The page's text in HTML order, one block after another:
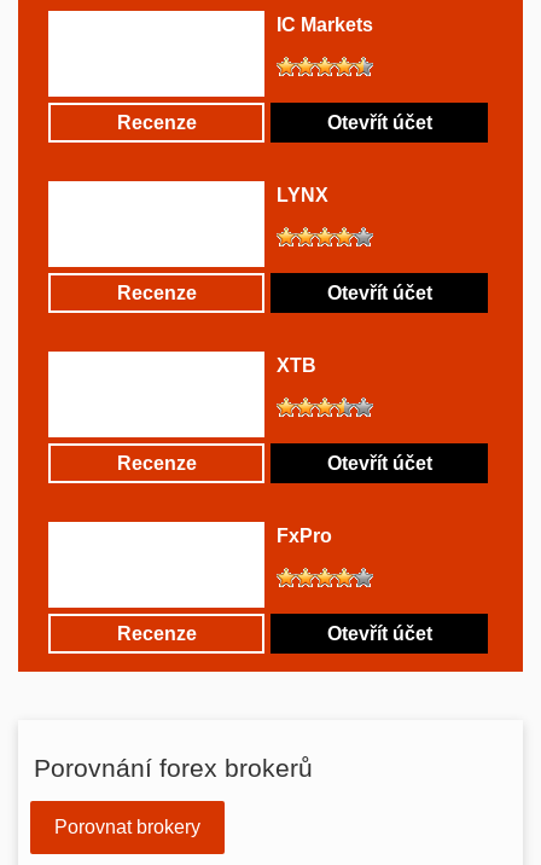
IC Markets
Recenze Otevřít účet
LYNX
Recenze Otevřít účet
XTB
Recenze Otevřít účet
FxPro
Recenze Otevřít účet
Porovnání forex brokerů
Porovnat brokery